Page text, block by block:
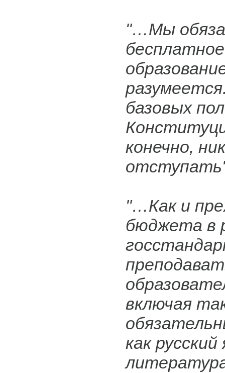
"…Мы
базовых
конечно,
"…Как и
бюджета в
включая
как русский